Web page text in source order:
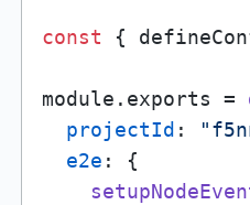
const {
module.exports =
projectId :
e2e : {